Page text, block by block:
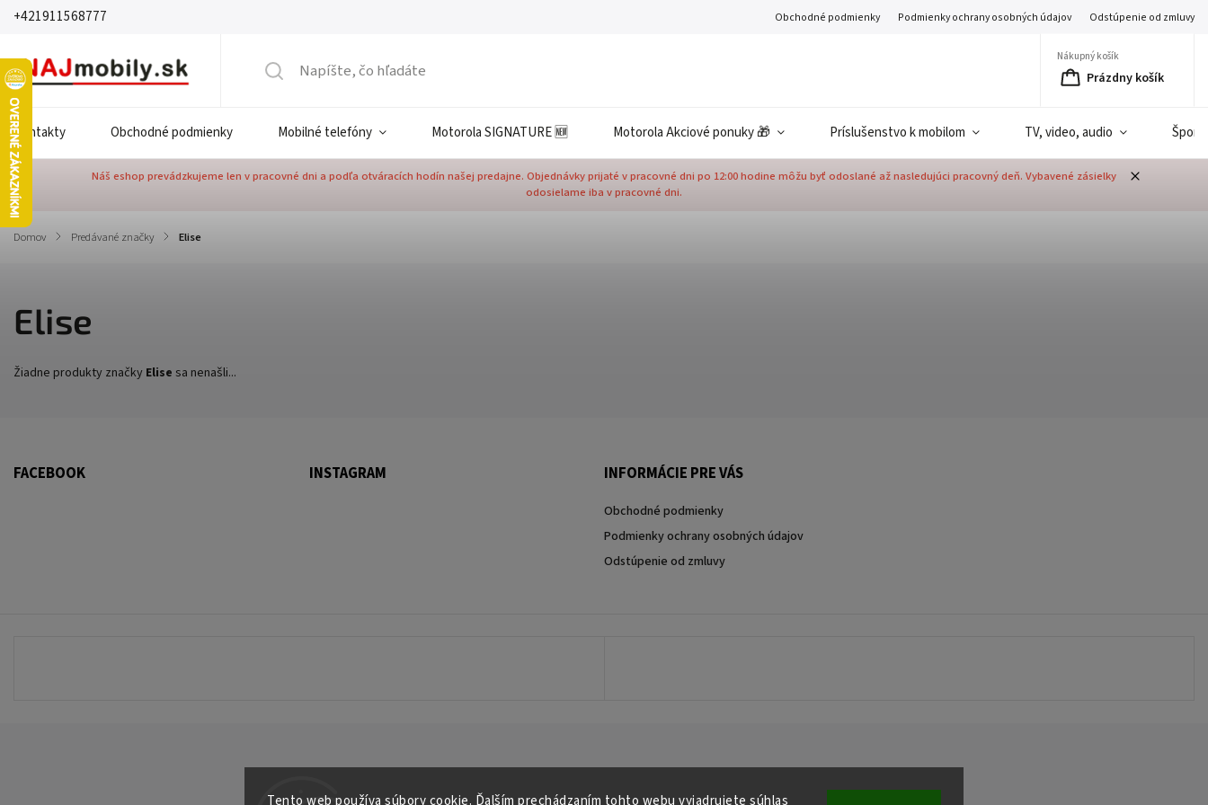
Tento web používa súbory cookie. Ďalším prechádzaním tohto webu vyjadrujete súhlas
+421911568777 Obchodné podmienky Podmienky ochrany osobných údajov Odstúpenie od zmluvy
Nákupný košík
Prázdny košík
Kontakty Obchodné podmienky Mobilné telefóny Motorola SIGNATURE 🆕 Motorola Akciové ponuky 🎁 Príslušenstvo k mobilom TV, video, audio Šport
Náš eshop prevádzkujeme len v pracovné dni a podľa otváracích hodín našej predajne. Objednávky prijaté v pracovné dni po 12:00 hodine môžu byť odoslané až nasledujúci pracovný deň. Vybavené zásielky
odosielame iba v pracovné dni.
Domov / Predávané značky / Elise
Elise
Žiadne produkty značky Elise sa nenašli...
FACEBOOK INSTAGRAM INFORMÁCIE PRE VÁS
Obchodné podmienky
Podmienky ochrany osobných údajov
Odstúpenie od zmluvy
VytvořilShoptet| DesignShoptak.cz